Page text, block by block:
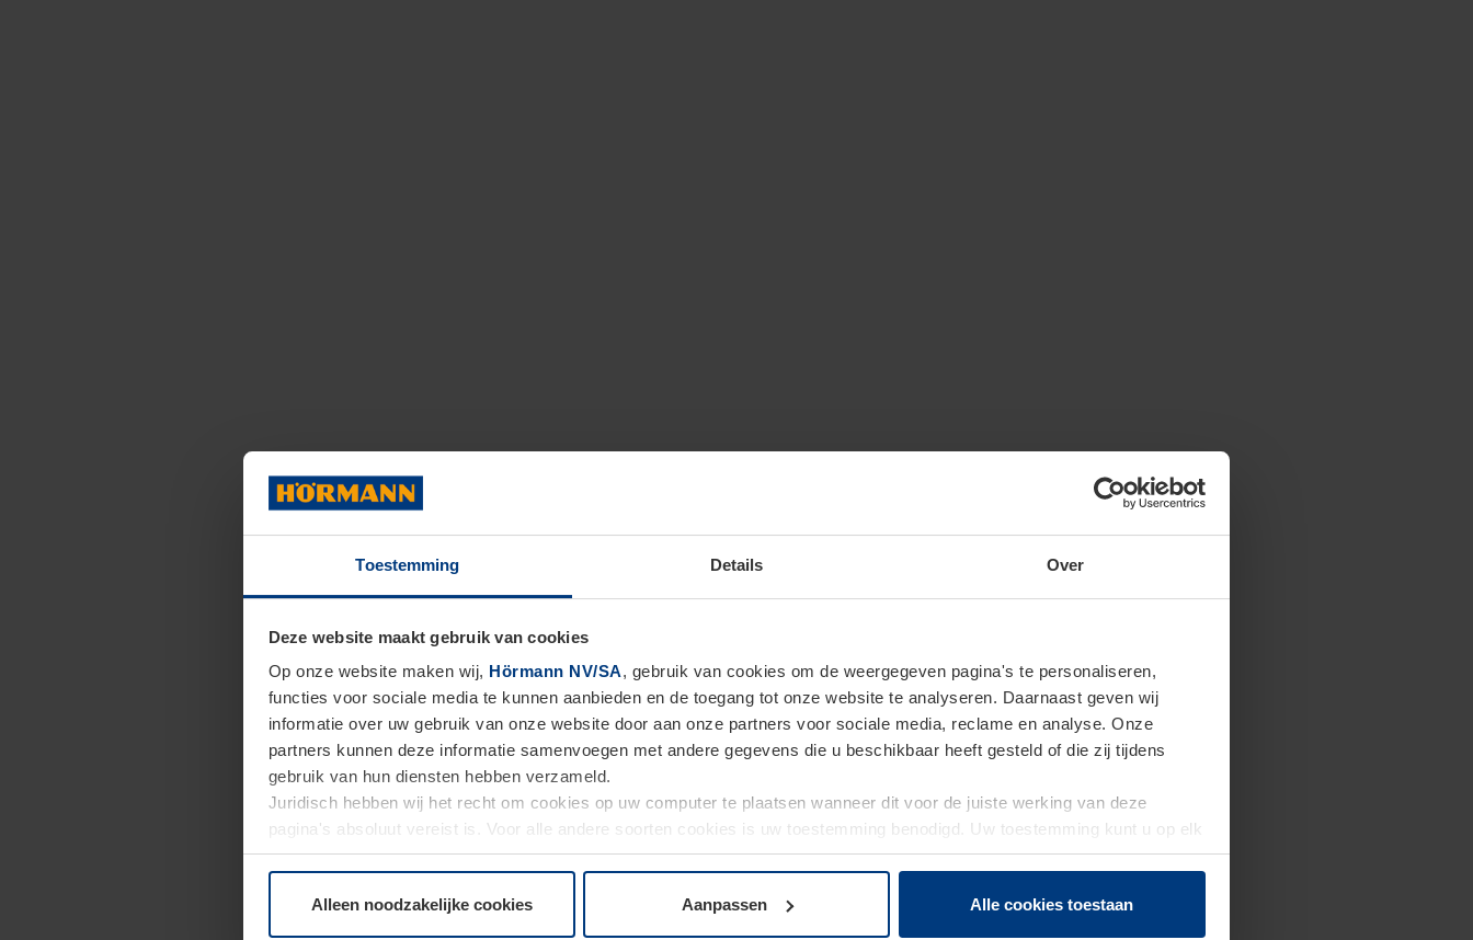
Toestemming Details Over
Deze website maakt gebruik van cookies
Op onze website maken wij, Hörmann NV/SA, gebruik van cookies om de weergegeven pagina's te personaliseren,
functies voor sociale media te kunnen aanbieden en de toegang tot onze website te analyseren. Daarnaast geven wij
informatie over uw gebruik van onze website door aan onze partners voor sociale media, reclame en analyse. Onze
partners kunnen deze informatie samenvoegen met andere gegevens die u beschikbaar heeft gesteld of die zij tijdens
gebruik van hun diensten hebben verzameld.
Juridisch hebben wij het recht om cookies op uw computer te plaatsen wanneer dit voor de juiste werking van deze
pagina's absoluut vereist is. Voor alle andere soorten cookies is uw toestemming benodigd. Uw toestemming kunt u op elk
moment bij de uitleg van de cookies op paginaPrivacyverklaringop onze website wijzigen of herroepen.
Alleen noodzakelijke cookies Aanpassen Alle cookies toestaan